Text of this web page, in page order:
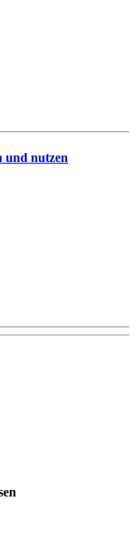
und nutzen